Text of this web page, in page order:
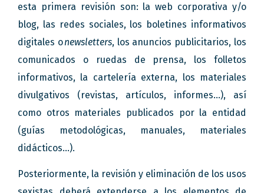
esta primera revisión son: la web corporativa y/o
blog, las redes sociales, los boletines informativos
digitales onewsletters, los anuncios publicitarios, los
comunicados o ruedas de prensa, los folletos
informativos, la cartelería externa, los materiales
divulgativos (revistas, artículos, informes…), así
como otros materiales publicados por la entidad
(guías metodológicas, manuales, materiales
didácticos…).
Posteriormente, la revisión y eliminación de los usos